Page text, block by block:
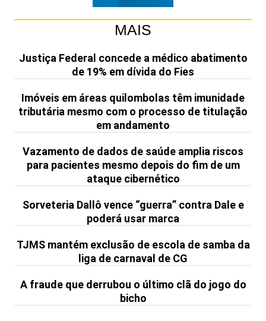
MAIS
Justiça Federal concede a médico abatimento
de 19% em dívida do Fies
Imóveis em áreas quilombolas têm imunidade
tributária mesmo com o processo de titulação
em andamento
Vazamento de dados de saúde amplia riscos
para pacientes mesmo depois do fim de um
ataque cibernético
Sorveteria Dallô vence “guerra” contra Dale e
poderá usar marca
TJMS mantém exclusão de escola de samba da
liga de carnaval de CG
A fraude que derrubou o último clã do jogo do
bicho